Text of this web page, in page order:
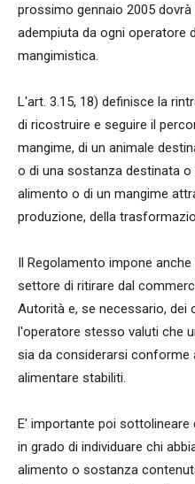
prossimo gennaio 2005
adempiuta da ogni operatore
mangimistica.
L'art. 3.15, 18) definisce la
di ricostruire e seguire il
mangime, di un animale
o di una sostanza destinata
alimento o di un mangime
produzione, della
Il Regolamento impone
settore di ritirare dal
Autorità e, se necessario, dei
l'operatore stesso valuti che
sia da considerarsi conforme
alimentare stabiliti.
E' importante poi sottolineare
in grado di individuare chi
alimento o sostanza